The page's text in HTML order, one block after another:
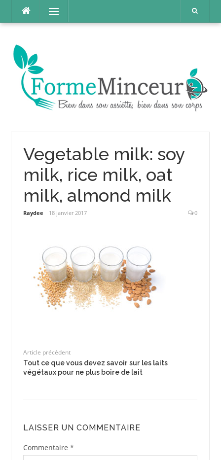
contenu
Menu
Vegetable milk: soy
milk, rice milk, oat
milk, almond milk
Raydee 18 janvier 2017 0
Article précédent
Tout ce que vous devez savoir sur les laits
végétaux pour ne plus boire de lait
LAISSER UN COMMENTAIRE
Commentaire *